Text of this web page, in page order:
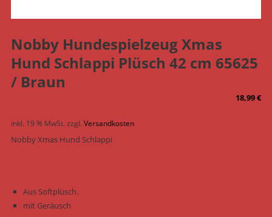
Nobby Hundespielzeug Xmas
Hund Schlappi Plüsch 42 cm 65625
/ Braun
18,99€
inkl. 19 % MwSt. zzgl. Versandkosten
Nobby Xmas Hund Schlappi
Aus Softplüsch.
mit Geräusch